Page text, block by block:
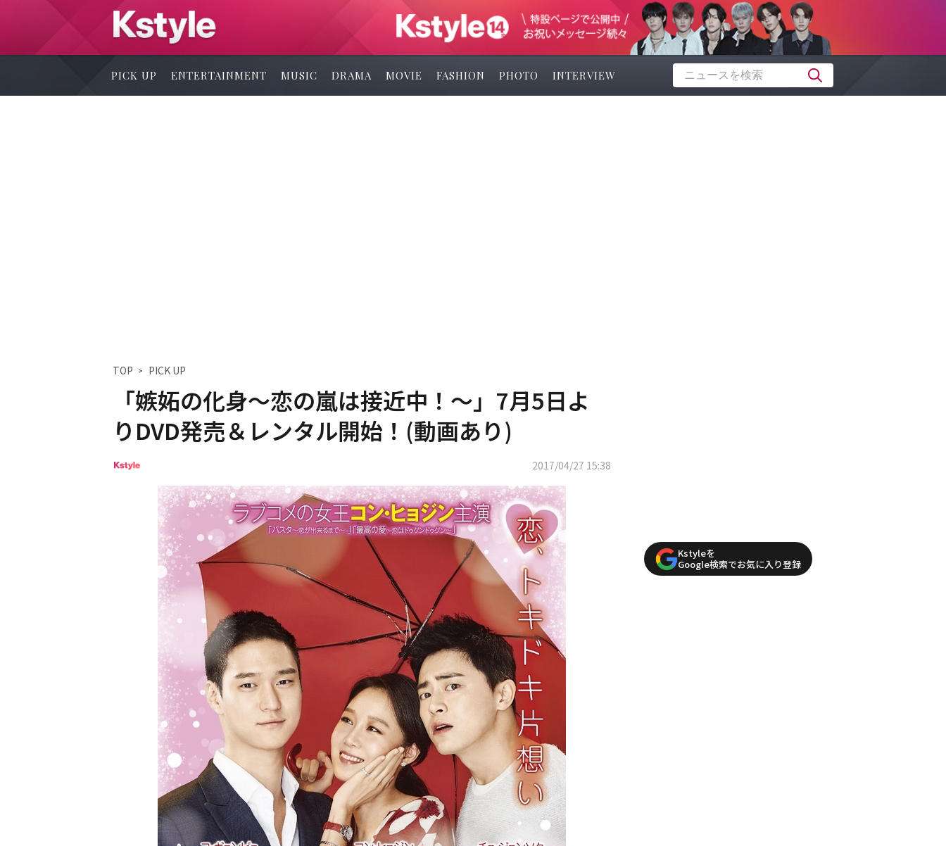
PICK UP ENTERTAINMENT MUSIC DRAMA MOVIE FASHION PHOTO INTERVIEW
TOP PICK UP
「嫉妬の化身～恋の嵐は接近中！～」7月5日よ
りDVD発売＆レンタル開始！(動画あり)
2017/04/27 15:38
Kstyleを
Google検索でお気に入り登録